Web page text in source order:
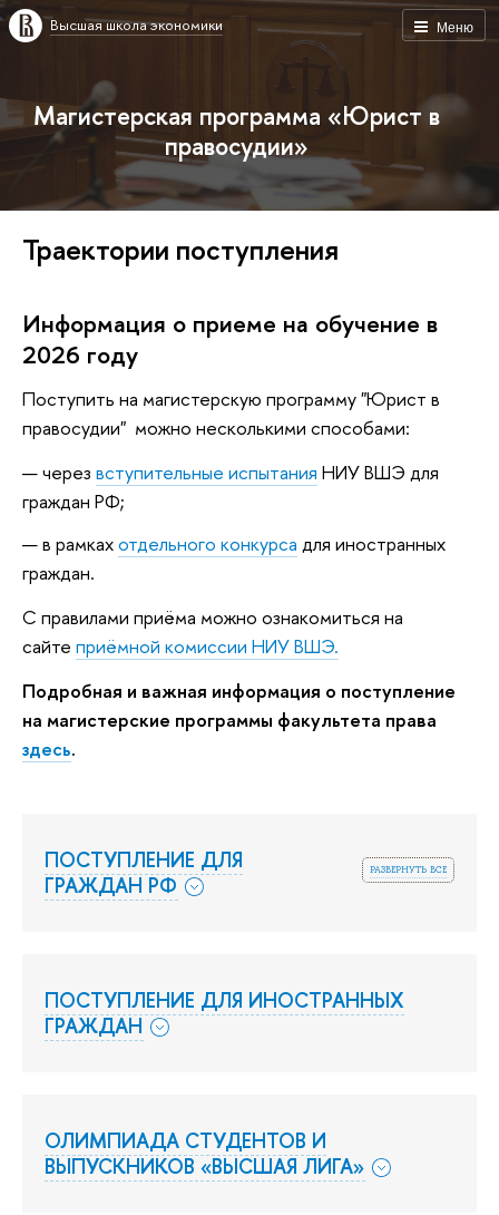
Меню
Высшая школа экономики
Магистерская программа «Юрист в
правосудии»
Траектории поступления
Информация о приеме на обучение в
2026 году
Поступить на магистерскую программу "Юрист в
правосудии" можно несколькими способами:
через вступительные испытания НИУ ВШЭ для
граждан РФ;
в рамкахотдельного конкурса для иностранных
граждан.
С правилами приёма можно ознакомиться на
сайте приёмной комиссии НИУ ВШЭ.
Подробная и важная информация о поступление
на магистерские программы факультета права
здесь.
развернуть все
ПОСТУПЛЕНИЕ ДЛЯ
ГРАЖДАН РФ
ПОСТУПЛЕНИЕ ДЛЯ ИНОСТРАННЫХ
ГРАЖДАН
ОЛИМПИАДА СТУДЕНТОВ И
ВЫПУСКНИКОВ «ВЫСШАЯ ЛИГА»